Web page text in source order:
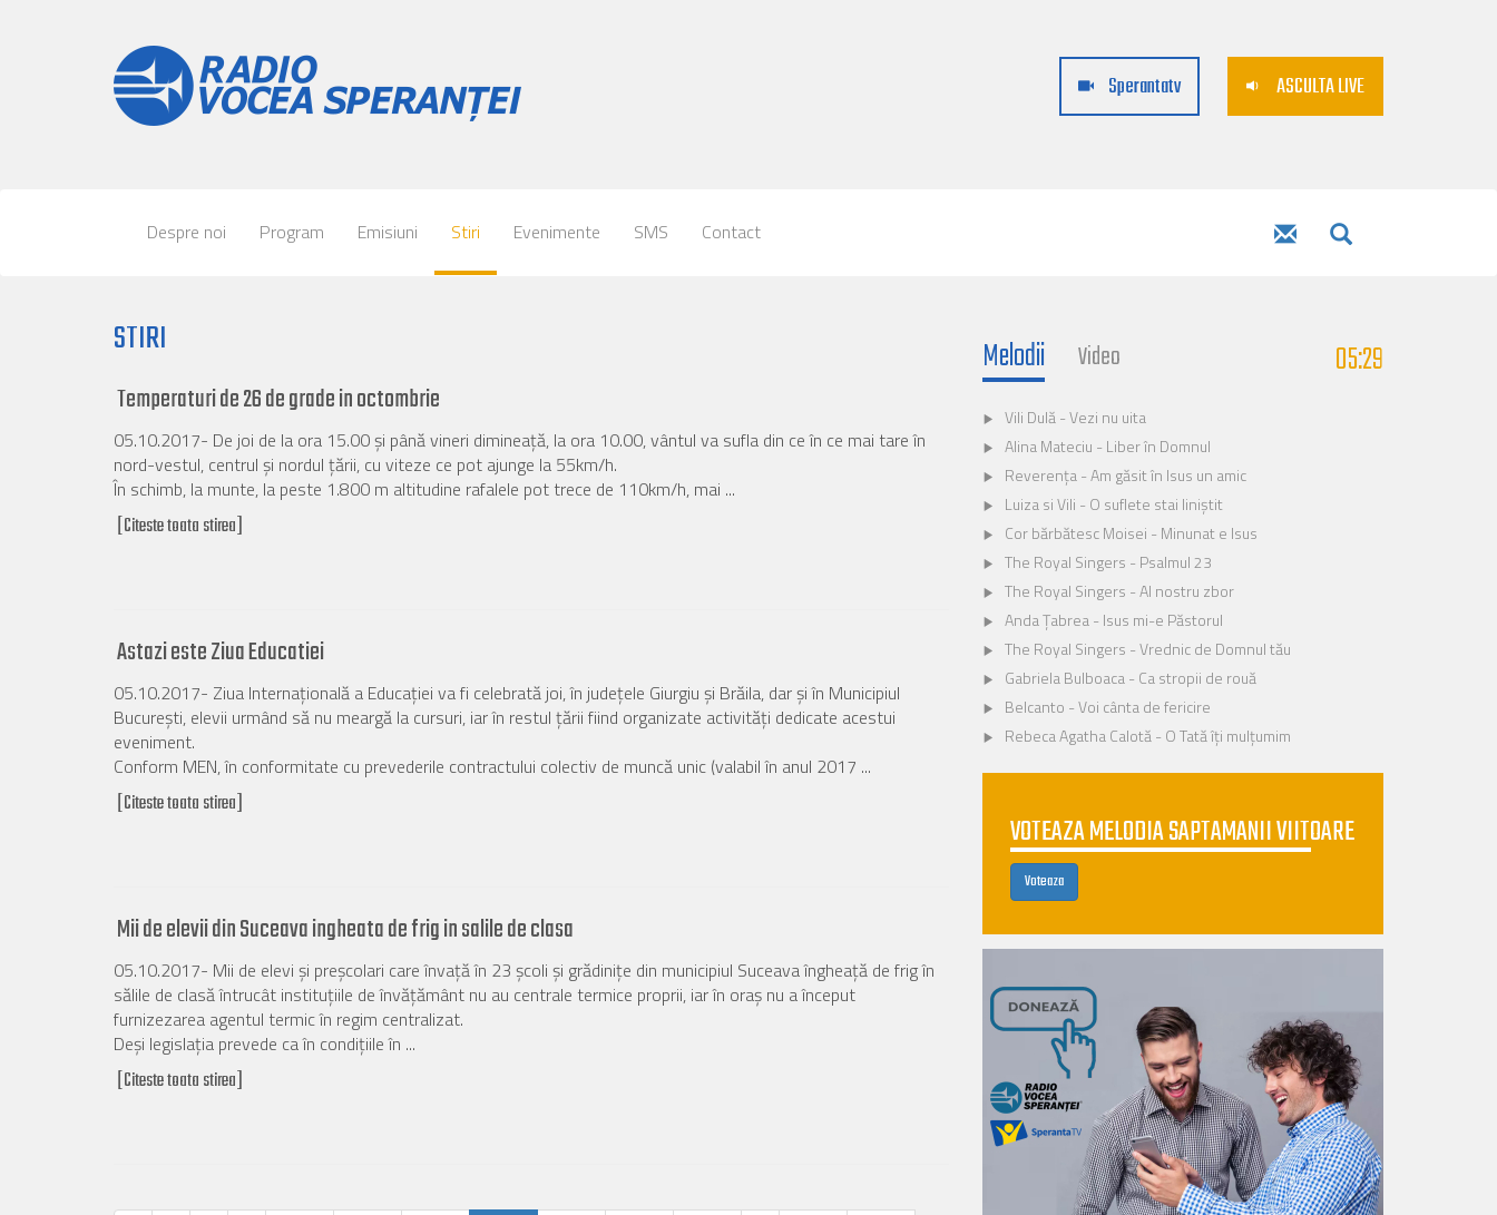
ASCULTA LIVE
Sperantatv
Despre noi Program Emisiuni Stiri Evenimente SMS Contact
STIRI
Temperaturi de 26 de grade in octombrie
05.10.2017- De joi de la ora 15.00 şi până vineri dimineaţă, la ora 10.00, vântul va sufla din ce în ce mai tare în
nord-vestul, centrul şi nordul ţării, cu viteze ce pot ajunge la 55km/h.
În schimb, la munte, la peste 1.800 m altitudine rafalele pot trece de 110km/h, mai ...
[Citeste toata stirea]
Astazi este Ziua Educatiei
05.10.2017- Ziua Internaţională a Educaţiei va fi celebrată joi, în judeţele Giurgiu şi Brăila, dar şi în Municipiul
Bucureşti, elevii urmând să nu meargă la cursuri, iar în restul ţării fiind organizate activităţi dedicate acestui
eveniment.
Conform MEN, în conformitate cu prevederile contractului colectiv de muncă unic (valabil în anul 2017 ...
[Citeste toata stirea]
Mii de elevii din Suceava ingheata de frig in salile de clasa
05.10.2017- Mii de elevi şi preşcolari care învaţă în 23 şcoli şi grădiniţe din municipiul Suceava îngheaţă de frig în
sălile de clasă întrucât instituţiile de învăţământ nu au centrale termice proprii, iar în oraş nu a început
furnizezarea agentul termic în regim centralizat.
Deşi legislaţia prevede ca în condiţiile în ...
[Citeste toata stirea]
Melodii Video 05:29
Vili Dulă - Vezi nu uita
Alina Mateciu - Liber în Domnul
Reverența - Am găsit în Isus un amic
Luiza si Vili - O suflete stai liniștit
Cor bărbătesc Moisei - Minunat e Isus
The Royal Singers - Psalmul 23
The Royal Singers - Al nostru zbor
Anda Țabrea - Isus mi-e Păstorul
The Royal Singers - Vrednic de Domnul tău
Gabriela Bulboaca - Ca stropii de rouă
Belcanto - Voi cânta de fericire
Rebeca Agatha Calotă - O Tată îți mulțumim
VOTEAZA MELODIA SAPTAMANII VIITOARE
Voteaza